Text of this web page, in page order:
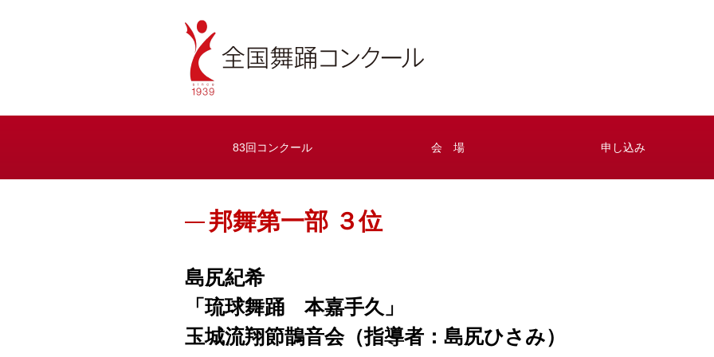
83回コンクール 会 場 申し込み
邦舞第一部 ３位
島尻紀希
「琉球舞踊 本嘉手久」
玉城流翔節鵲音会（指導者：島尻ひさみ）